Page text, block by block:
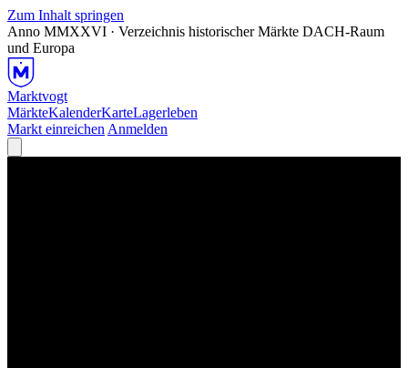
Zum Inhalt springen
Anno MMXXVI · Verzeichnis historischer Märkte DACH-Raum
und Europa
Marktvogt
MärkteKalenderKarteLagerleben
Markt einreichen Anmelden